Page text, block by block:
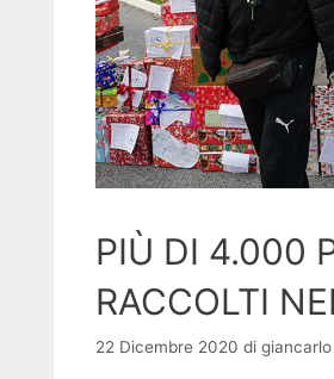
PIÙ DI 4.000
RACCOLTI
22 Dicembre 2020 di giancarlo